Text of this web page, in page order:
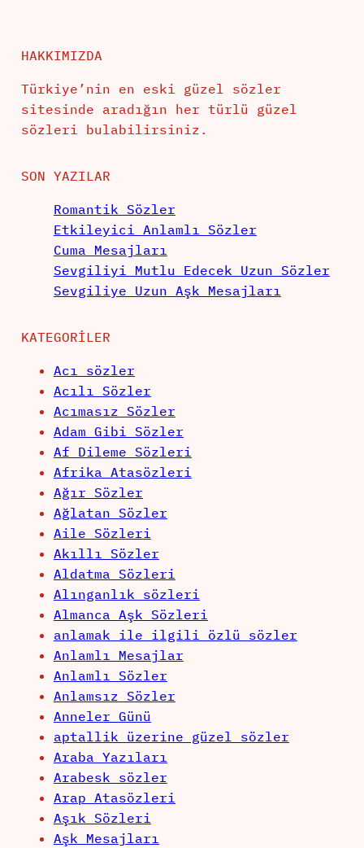
HAKKIMIZDA
Türkiye’nin en eski güzel sözler
sitesinde aradığın her türlü güzel
sözleri bulabilirsiniz.
SON YAZILAR
Romantik Sözler
Etkileyici Anlamlı Sözler
Cuma Mesajları
Sevgiliyi Mutlu Edecek Uzun Sözler
Sevgiliye Uzun Aşk Mesajları
KATEGORILER
Acı sözler
Acılı Sözler
Acımasız Sözler
Adam Gibi Sözler
Af Dileme Sözleri
Afrika Atasözleri
Ağır Sözler
Ağlatan Sözler
Aile Sözleri
Akıllı Sözler
Aldatma Sözleri
Alınganlık sözleri
Almanca Aşk Sözleri
anlamak ile ilgili özlü sözler
Anlamlı Mesajlar
Anlamlı Sözler
Anlamsız Sözler
Anneler Günü
aptallik üzerine güzel sözler
Araba Yazıları
Arabesk sözler
Arap Atasözleri
Aşık Sözleri
Aşk Mesajları